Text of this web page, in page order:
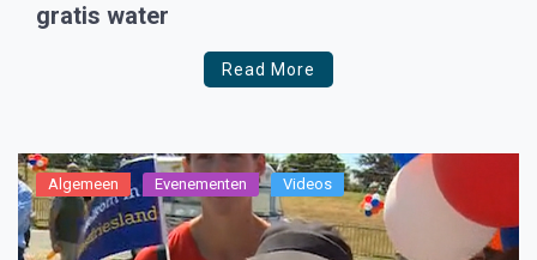
gratis water
Read More
Algemeen Evenementen Videos